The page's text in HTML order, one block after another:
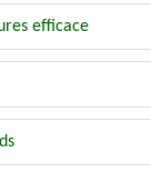
efficace